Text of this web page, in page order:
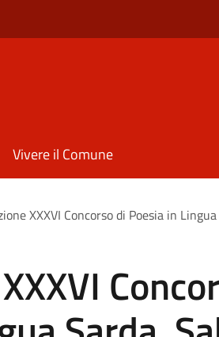
Vivere il Comune
XXXVI Concorso di Poesia in